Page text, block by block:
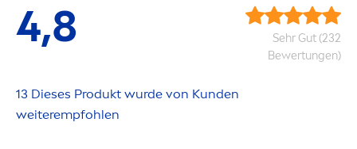
4,8
Sehr Gut (232
Bewertungen)
13 Dieses Produkt wurde von Kunden
weiterempfohlen